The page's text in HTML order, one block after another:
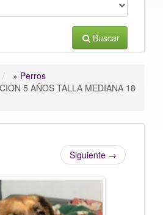
Buscar
» Perros
5 AÑOS TALLA MEDIANA 18
Siguiente →